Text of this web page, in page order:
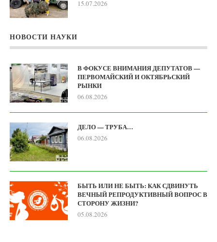
15.07.2026
НОВОСТИ НАУКИ
В ФОКУСЕ ВНИМАНИЯ ДЕПУТАТОВ —
ПЕРВОМАЙСКИЙ И ОКТЯБРЬСКИЙ
РЫНКИ
06.08.2026
ДЕЛО — ТРУБА…
06.08.2026
БЫТЬ ИЛИ НЕ БЫТЬ: КАК СДВИНУТЬ
ВЕЧНЫЙ РЕПРОДУКТИВНЫЙ ВОПРОС В
СТОРОНУ ЖИЗНИ?
05.08.2026